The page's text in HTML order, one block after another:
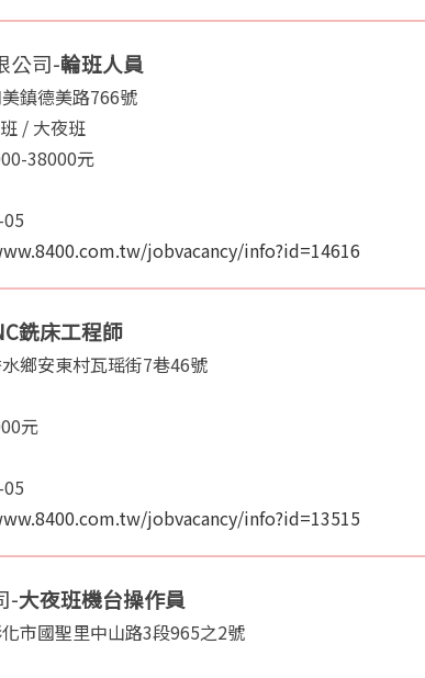
公司-輪班人員
鎮德美路766號
/ 大夜班
38000元
jobvacancy/info?id=14616
銑床工程師
鄉安東村瓦瑶街7巷46號
元
jobvacancy/info?id=13515
-大夜班機台操作員
市國聖里中山路3段965之2號